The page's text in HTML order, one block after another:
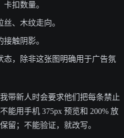
扣数量。
、木纹走向。
触阴影。
态，除非这张图明确用于广告氛
带新人时会要求他们把每条禁止
能用手机 375px 预览和 200% 放
留；不能验证，就改写。